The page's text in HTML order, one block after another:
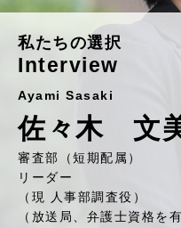
私たちの選択
Interview
Ayami Sasaki
佐々木 文
審査部（短期配属）
リーダー
（現 人事部調査役）
（放送局、弁護士資格を